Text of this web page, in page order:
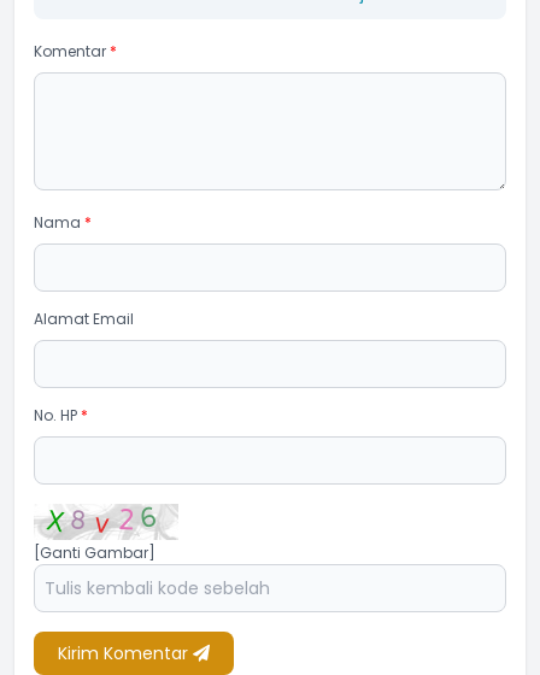
Komentar *
Nama *
Alamat Email
No. HP *
[Ganti Gambar]
Kirim Komentar